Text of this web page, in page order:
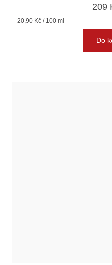
209
Měrná
20,90 Kč / 100 ml
Do